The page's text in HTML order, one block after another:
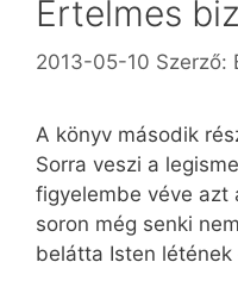
Értelmes
2013-05-10 Szerző:
A könyv második
Sorra veszi a
figyelembe véve azt
soron még senki
belátta Isten létének